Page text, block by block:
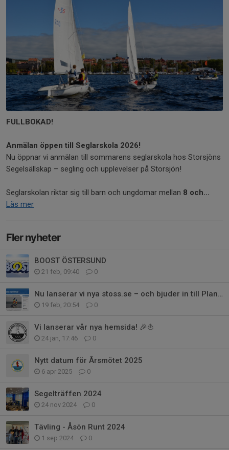
FULLBOKAD!
Anmälan öppen till Seglarskola 2026!
Nu öppnar vi anmälan till sommarens seglarskola hos Storsjöns
Segelsällskap – segling och upplevelser på Storsjön!
Seglarskolan riktar sig till barn och ungdomar mellan 8 och...
Läs mer
Fler nyheter
BOOST ÖSTERSUND
21 feb, 09:40 0
Nu lanserar vi nya stoss.se – och bjuder in till Planeringskväll!
19 feb, 20:54 0
Vi lanserar vår nya hemsida! 🎉⛵
24 jan, 17:46 0
Nytt datum för Årsmötet 2025
6 apr 2025 0
Segelträffen 2024
24 nov 2024 0
Tävling - Åsön Runt 2024
1 sep 2024 0